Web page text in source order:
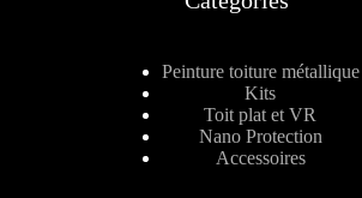
Peinture toiture métallique
Kits
Toit plat et VR
Nano Protection
Accessoires